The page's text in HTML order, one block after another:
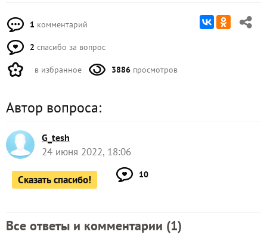
1 комментарий
2 спасибо за вопрос
в избранное 3886 просмотров
Автор вопроса:
G_tesh
24 июня 2022, 18:06
Сказать спасибо! 10
Все ответы и комментарии (1)